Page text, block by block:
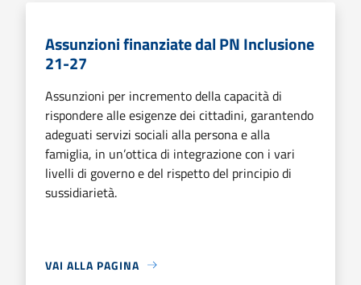
Assunzioni finanziate dal PN Inclusione
21-27
Assunzioni per incremento della capacità di
rispondere alle esigenze dei cittadini, garantendo
adeguati servizi sociali alla persona e alla
famiglia, in un’ottica di integrazione con i vari
livelli di governo e del rispetto del principio di
sussidiarietà.
VAI ALLA PAGINA